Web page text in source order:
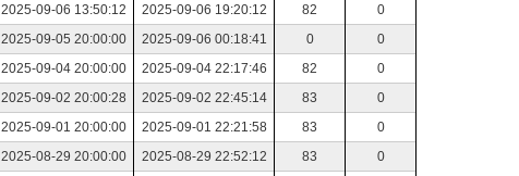
2025-09-06 13:50:12 2025-09-06 19:20:12 82
0
2025-09-05 20:00:00 2025-09-06 00:18:41 0
0
2025-09-04 20:00:00 2025-09-04 22:17:46 82
0
2025-09-02 20:00:28 2025-09-02 22:45:14 83
0
2025-09-01 20:00:00 2025-09-01 22:21:58 83
0
2025-08-29 20:00:00 2025-08-29 22:52:12 83
0